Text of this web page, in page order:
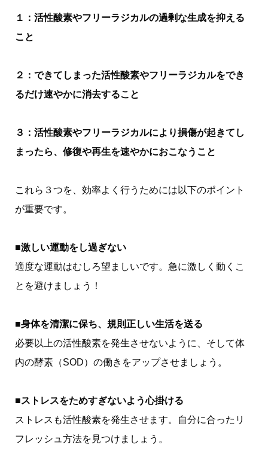
１：活性酸素やフリーラジカルの過剰な生成を抑える
こと
２：できてしまった活性酸素やフリーラジカルをでき
るだけ速やかに消去すること
３：活性酸素やフリーラジカルにより損傷が起きてし
まったら、修復や再生を速やかにおこなうこと
これら３つを、効率よく行うためには以下のポイント
が重要です。
■激しい運動をし過ぎない
適度な運動はむしろ望ましいです。急に激しく動くこ
とを避けましょう！
■身体を清潔に保ち、規則正しい生活を送る
必要以上の活性酸素を発生させないように、そして体
内の酵素（SOD）の働きをアップさせましょう。
■ストレスをためすぎないよう心掛ける
ストレスも活性酸素を発生させます。自分に合ったリ
フレッシュ方法を見つけましょう。